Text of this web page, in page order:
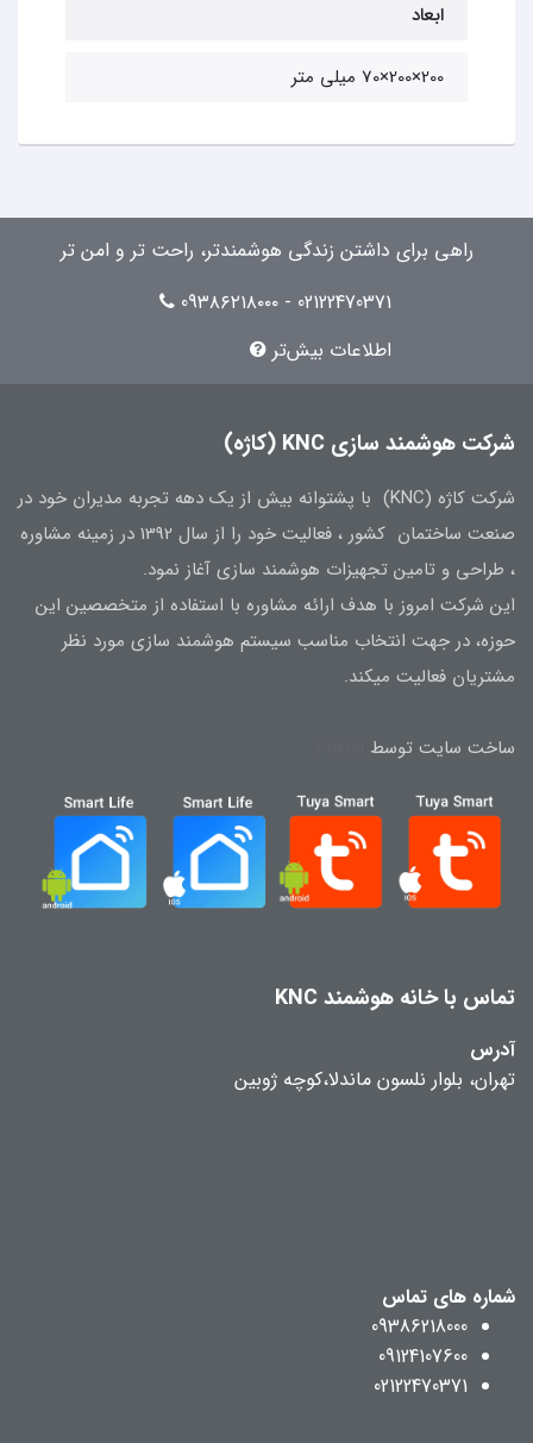
ابعاد
200×200×70 میلی متر
راهی برای داشتن زندگی هوشمندتر، راحت تر و امن تر
02122470371 - 09۳۸۶۲۱۸۰۰۰
اطلاعات بیش‌تر
شرکت هوشمند سازی KNC (کاژه)
شرکت کاژه (KNC) با پشتوانه بیش از یک دهه تجربه مدیران خود در
صنعت ساختمان کشور ، فعالیت خود را از سال 1392 در زمینه مشاوره
، طراحی و تامین تجهیزات هوشمند سازی آغاز نمود.
این شرکت امروز با هدف ارائه مشاوره با استفاده از متخصصین این
حوزه، در جهت انتخاب مناسب سیستم هوشمند سازی مورد نظر
مشتریان فعالیت میکند.
ساخت سایت توسط
تماس با خانه هوشمند KNC
آدرس
تهران، بلوار نلسون ماندلا،کوچه ژوبین
شماره های تماس
09386218000
09124107600
02122470371